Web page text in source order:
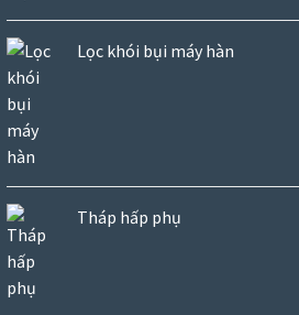
Lọc khói bụi máy hàn
Tháp hấp phụ